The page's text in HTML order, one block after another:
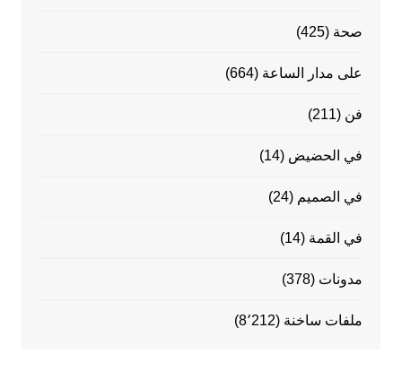
صحة (425)
على مدار الساعة (664)
فن (211)
في الحضيض (14)
في الصميم (24)
في القمة (14)
مدونات (378)
ملفات ساخنة (8٬212)